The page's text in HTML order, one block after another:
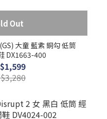
Out
大童 藍紫 銅勾 低筒
DX1663-400